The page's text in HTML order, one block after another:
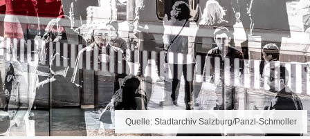
Quelle: Stadtarchiv Salzburg/Panzl-Schmoller